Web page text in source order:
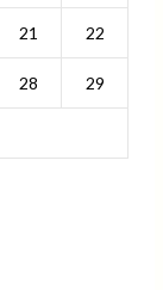
21 22
28 29